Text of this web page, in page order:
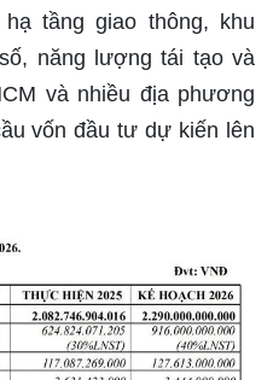
tầng giao thông, khu
năng lượng tái tạo và
và nhiều địa phương
vốn đầu tư dự kiến lên